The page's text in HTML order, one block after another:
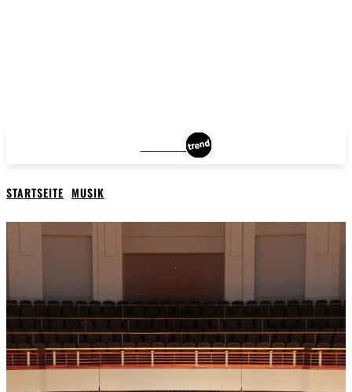
MUNICH
STARTSEITE MUSIK